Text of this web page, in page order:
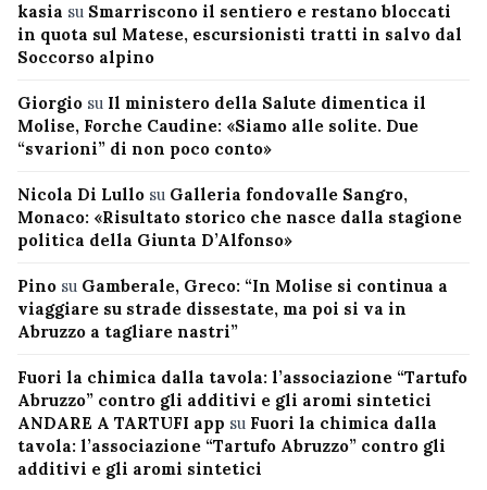
kasia su Smarriscono il sentiero e restano bloccati
in quota sul Matese, escursionisti tratti in salvo dal
Soccorso alpino
Giorgio su Il ministero della Salute dimentica il
Molise, Forche Caudine: «Siamo alle solite. Due
“svarioni” di non poco conto»
Nicola Di Lullo su Galleria fondovalle Sangro,
Monaco: «Risultato storico che nasce dalla stagione
politica della Giunta D’Alfonso»
Pino su Gamberale, Greco: “In Molise si continua a
viaggiare su strade dissestate, ma poi si va in
Abruzzo a tagliare nastri”
Fuori la chimica dalla tavola: l’associazione “Tartufo
Abruzzo” contro gli additivi e gli aromi sintetici
ANDARE A TARTUFI app su Fuori la chimica dalla
tavola: l’associazione “Tartufo Abruzzo” contro gli
additivi e gli aromi sintetici